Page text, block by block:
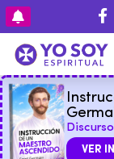
VER